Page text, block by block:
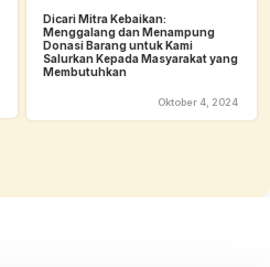
Dicari Mitra Kebaikan:
Menggalang dan Menampung
Donasi Barang untuk Kami
Salurkan Kepada Masyarakat yang
Membutuhkan
Oktober 4, 2024